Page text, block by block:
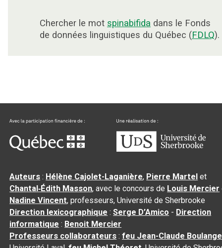
Chercher le mot spinabifida dans le Fonds
de données linguistiques du Québec (FDLQ).
Auteurs : Hélène Cajolet-Laganière, Pierre Martel et
Chantal‑Édith Masson, avec le concours de Louis Mercier
Nadine Vincent, professeurs, Université de Sherbrooke
Direction lexicographique :Serge D’Amico - Direction
informatique : Benoit Mercier
Professeurs collaborateurs :feu Jean-Claude